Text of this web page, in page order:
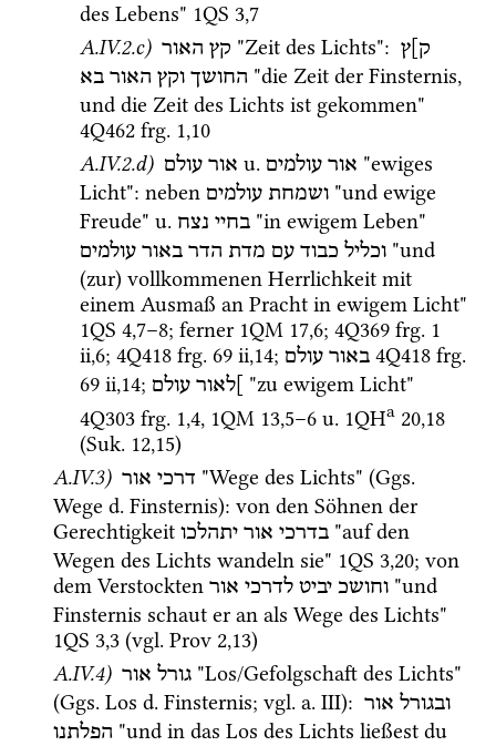
des Lebens" 1QS 3,7
A.IV.2.c) קץ האור "Zeit des Lichts": ק]ץ
החושך וקץ האור בא
"die Zeit der Finsternis,
4Q462 frg. 1,10
A.IV.2.d) אור עולם u. אור עולמים "ewiges
Licht": neben ושמחת עולמים
"und ewige
Freude" u. בחיי נצח
וכליל כבוד עם מדת הדר באור עולמים
"und
(zur) vollkommenen Herrlichkeit mit
1QS 4,7–8; ferner 1QM 17,6; 4Q369 frg. 1
ii,6; 4Q418 frg. 69 ii,14; באור עולם 4Q418 frg.
69 ii,14; ]לאור עולם
4Q303 frg. 1,4, 1QM 13,5–6 u. 1QHa 20,18
(Suk. 12,15)
A.IV.3) דרכי אור "Wege des Lichts" (Ggs.
Wege d. Finsternis): von den Söhnen der
Gerechtigkeit
בדרכי אור יתהלכו
"auf den
Wegen des Lichts wandeln sie" 1QS 3,20; von
dem Verstockten
וחושכ יביט לדרכי אור
"und
1QS 3,3 (vgl. Prov 2,13)
A.IV.4) גורל אור "Los/Gefolgschaft des Lichts"
(Ggs. Los d. Finsternis; vgl. a. III): ובגורל אור
הפלתנו "und in das Los des Lichts ließest du